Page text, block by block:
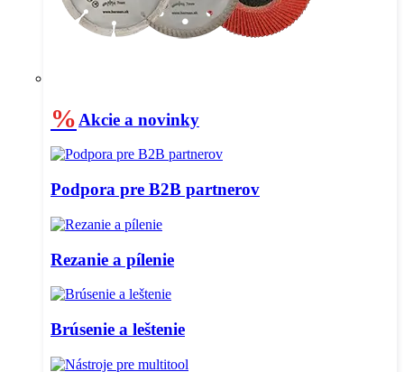
% Akcie a novinky
Podpora pre B2B partnerov
Rezanie a pílenie
Brúsenie a leštenie